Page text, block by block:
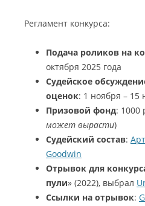
Регламент конкурса:
Подача роликов на
октября 2025 года
Судейское
оценок: 1 ноября – 15
Призовой фонд: 1000
может вырасти)
Судейский состав:
Goodwin
Отрывок для
пули» (2022), выбрал
Ссылки на отрывок: